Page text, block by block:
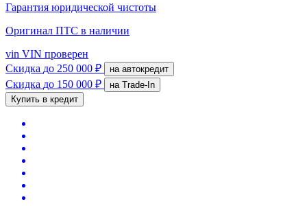
Гарантия юридической чистоты
Оригинал ПТС в наличии
vin VIN проверен
Скидка до 250 000 ₽ на автокредит
Скидка до 150 000 ₽
на Trade-In
Купить в кредит